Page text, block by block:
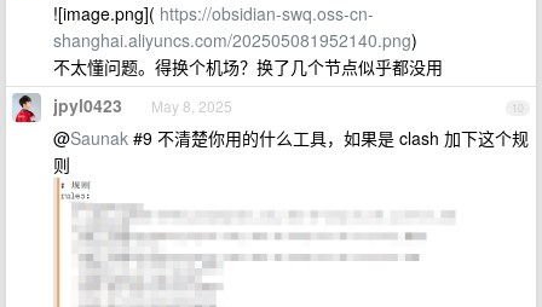
![image.png]( https://obsidian-swq.oss-cn-
shanghai.aliyuncs.com/202505081952140.png)
不太懂问题。得换个机场？换了几个节点似乎都没用
10
jpyl0423 May 8, 2025
@Saunak #9 不清楚你用的什么工具，如果是 clash 加下这个规
则